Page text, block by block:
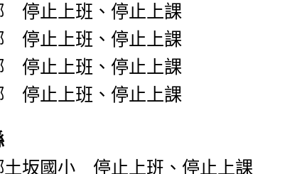
停止上班、停止上課
停止上班、停止上課
停止上班、停止上課
停止上班、停止上課
土坂國小 停止上班、停止上課